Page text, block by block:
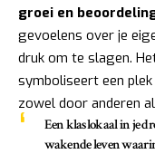
groei en
gevoelens over je
druk om te slagen.
symboliseert een
zowel door anderen
Een klaslokaal in je
wakende leven